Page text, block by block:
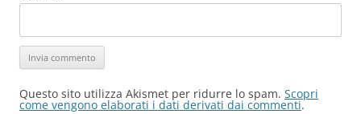
Questo sito utilizza Akismet per ridurre lo spam. Scopri
come vengono elaborati i dati derivati dai commenti.